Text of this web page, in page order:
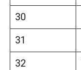
30
31
32